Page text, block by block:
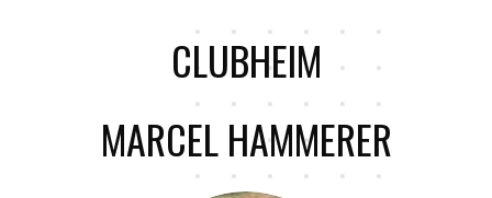
CLUBHEIM
MARCEL HAMMERER